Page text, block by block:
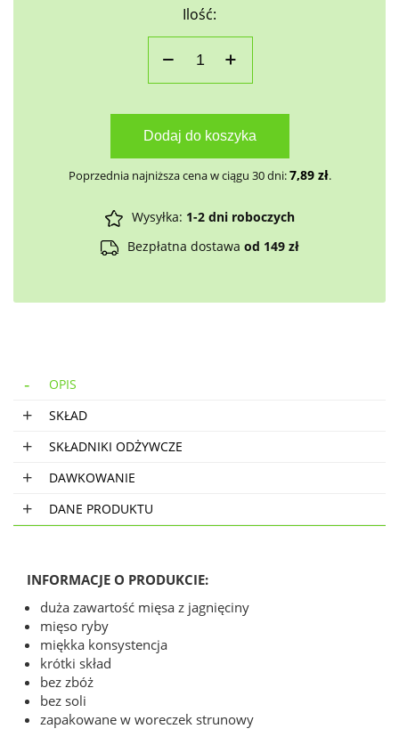
Ilość:
Dodaj do koszyka
Poprzednia najniższa cena w ciągu 30 dni:7,89 zł.
Wysyłka: 1-2 dni roboczych
Bezpłatna dostawa od 149 zł
OPIS
SKŁAD
SKŁADNIKI ODŻYWCZE
DAWKOWANIE
DANE PRODUKTU
INFORMACJE O PRODUKCIE:
duża zawartość mięsa z jagnięciny
mięso ryby
miękka konsystencja
krótki skład
bez zbóż
bez soli
zapakowane w woreczek strunowy